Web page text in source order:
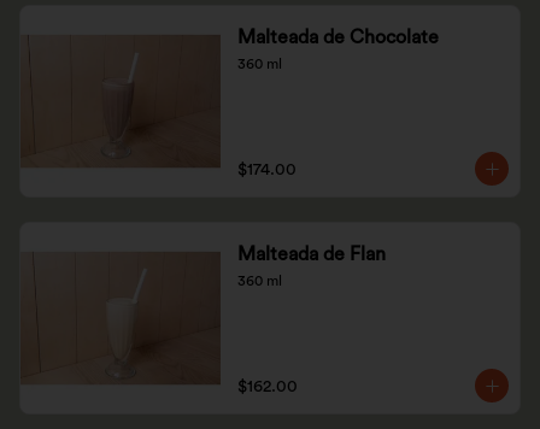
Malteada de Chocolate
360 ml
$174.00
Malteada de Flan
360 ml
$162.00